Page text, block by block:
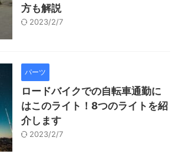
方も解説
2023/2/7
パーツ
ロードバイクでの自転車通勤に
はこのライト！8つのライトを紹
介します
2023/2/7